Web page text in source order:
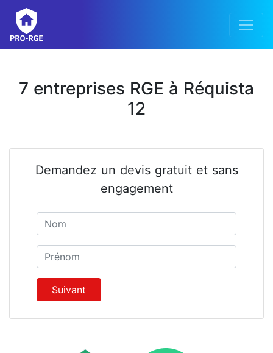
7 entreprises RGE à Réquista
12
Demandez un devis gratuit et sans
engagement
Prénom
Suivant